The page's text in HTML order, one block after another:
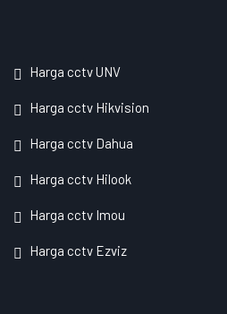
Harga cctv UNV
Harga cctv Hikvision
Harga cctv Dahua
Harga cctv Hilook
Harga cctv Imou
Harga cctv Ezviz